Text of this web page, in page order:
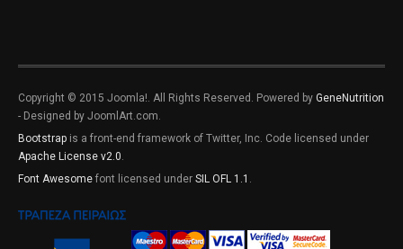
Copyright © 2015 Joomla!. All Rights Reserved. Powered by GeneNutrition
- Designed by JoomlArt.com.
Bootstrap is a front-end framework of Twitter, Inc. Code licensed under
Apache License v2.0.
Font Awesome font licensed under SIL OFL 1.1 .